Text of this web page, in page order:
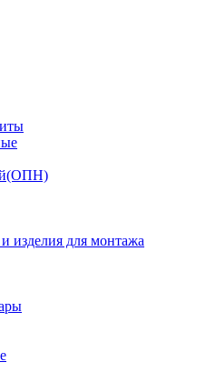
изделия для монтажа